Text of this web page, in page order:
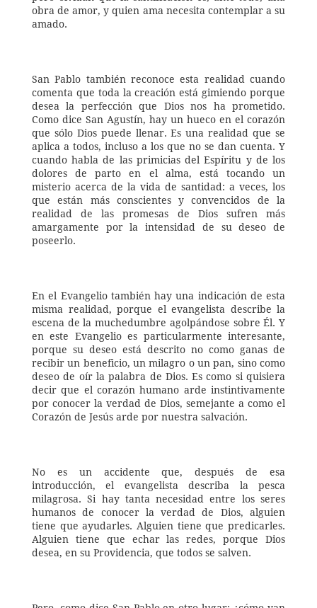
obra de amor, y quien ama necesita contemplar a su
amado.
San Pablo también reconoce esta realidad cuando
comenta que toda la creación está gimiendo porque
desea la perfección que Dios nos ha prometido.
Como dice San Agustín, hay un hueco en el corazón
que sólo Dios puede llenar. Es una realidad que se
aplica a todos, incluso a los que no se dan cuenta. Y
cuando habla de las primicias del Espíritu y de los
dolores de parto en el alma, está tocando un
misterio acerca de la vida de santidad: a veces, los
que están más conscientes y convencidos de la
realidad de las promesas de Dios sufren más
amargamente por la intensidad de su deseo de
poseerlo.
En el Evangelio también hay una indicación de esta
misma realidad, porque el evangelista describe la
escena de la muchedumbre agolpándose sobre Él. Y
en este Evangelio es particularmente interesante,
porque su deseo está descrito no como ganas de
recibir un beneficio, un milagro o un pan, sino como
deseo de oír la palabra de Dios. Es como si quisiera
decir que el corazón humano arde instintivamente
por conocer la verdad de Dios, semejante a como el
Corazón de Jesús arde por nuestra salvación.
No es un accidente que, después de esa
introducción, el evangelista describa la pesca
milagrosa. Si hay tanta necesidad entre los seres
humanos de conocer la verdad de Dios, alguien
tiene que ayudarles. Alguien tiene que predicarles.
Alguien tiene que echar las redes, porque Dios
desea, en su Providencia, que todos se salven.